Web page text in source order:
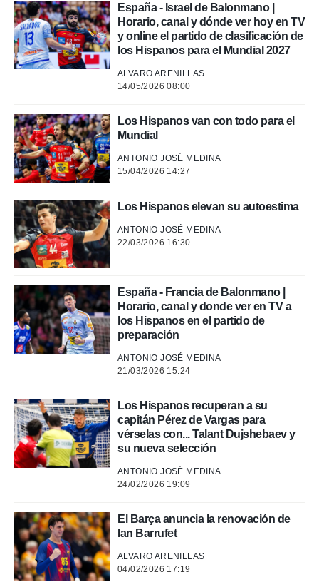
aceptar
de
sitio
de que
sean
el sitio
para
ni para
o
no
Puedes
acceder a
web a
como
este sitio
IP
de
España - Israel de Balonmano |
Horario, canal y dónde ver hoy en TV
y online el partido de clasificación de
los Hispanos para el Mundial 2027
ALVARO ARENILLAS
14/05/2026 08:00
Los Hispanos van con todo para el
Mundial
ANTONIO JOSÉ MEDINA
15/04/2026 14:27
Los Hispanos elevan su autoestima
ANTONIO JOSÉ MEDINA
22/03/2026 16:30
España - Francia de Balonmano |
Horario, canal y donde ver en TV a
los Hispanos en el partido de
preparación
ANTONIO JOSÉ MEDINA
21/03/2026 15:24
Los Hispanos recuperan a su
capitán Pérez de Vargas para
vérselas con... Talant Dujshebaev y
su nueva selección
ANTONIO JOSÉ MEDINA
24/02/2026 19:09
El Barça anuncia la renovación de
Ian Barrufet
ALVARO ARENILLAS
04/02/2026 17:19